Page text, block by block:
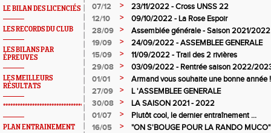
LE BILAN DES LICENCIÉS
LES RECORDS DU CLUB
LES BILANS PAR
ÉPREUVES
LES MEILLEURS
RÉSULTATS
*************************************************
PLAN ENTRAINEMENT
07/12
>
23/11/2022 - Cross UNSS 22
12/10
>
09/10/2022 - La Rose Espoir
28/09
>
Assemblée générale - Saison 2021/2022
19/09
>
24/09/2022 - ASSEMBLEE GENERALE
15/09
>
11/09/2022 - Trail des 2 rivières
29/08
>
03/09/2022 - Rentrée saison 2022/
01/01
>
Armand vous souhaite une bonne année !
27/09
>
L 'ASSEMBLEE GENERALE
30/08
>
LA SAISON 2021 - 2022
01/07
>
Plutôt cool, le dernier entraînement ...
16/05
>
"ON S'BOUGE POUR LA RANDO MUCO"